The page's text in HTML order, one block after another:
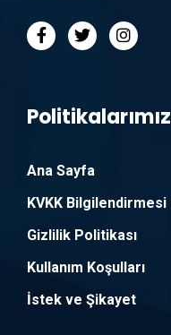
Politikalarımız
Ana Sayfa
KVKK Bilgilendirmesi
Gizlilik Politikası
Kullanım Koşulları
İstek ve Şikayet